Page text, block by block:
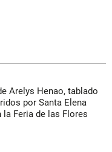
Arelys Henao, tablado
por Santa Elena
Feria de las Flores